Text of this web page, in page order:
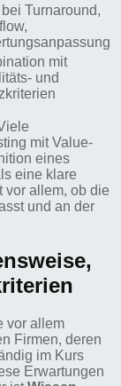
Turnaround,
mit
und
mit Value-
eines
eine klare
vor allem, ob die
und an der
vor allem
Firmen, deren
im Kurs
Erwartungen